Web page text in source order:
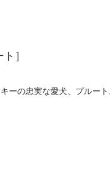
］
ーの忠実な愛犬、プルー